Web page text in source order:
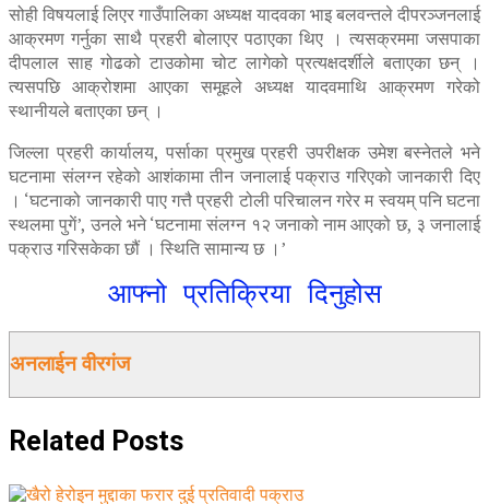
सोही विषयलाई लिएर गाउँपालिका अध्यक्ष यादवका भाइ बलवन्तले दीपरञ्जनलाई
आक्रमण गर्नुका साथै प्रहरी बोलाएर पठाएका थिए । त्यसक्रममा जसपाका
दीपलाल साह गोढको टाउकोमा चोट लागेको प्रत्यक्षदर्शीले बताएका छन् ।
त्यसपछि आक्रोशमा आएका समूहले अध्यक्ष यादवमाथि आक्रमण गरेको
स्थानीयले बताएका छन् ।
जिल्ला प्रहरी कार्यालय, पर्साका प्रमुख प्रहरी उपरीक्षक उमेश बस्नेतले भने
घटनामा संलग्न रहेको आशंकामा तीन जनालाई पक्राउ गरिएको जानकारी दिए
। ‘घटनाको जानकारी पाए गत्तै प्रहरी टोली परिचालन गरेर म स्वयम् पनि घटना
स्थलमा पुगें’, उनले भने ‘घटनामा संलग्न १२ जनाको नाम आएको छ, ३ जनालाई
पक्राउ गरिसकेका छौं । स्थिति सामान्य छ ।’
आफ्नो प्रतिक्रिया दिनुहोस
अनलाईन वीरगंज
Related Posts